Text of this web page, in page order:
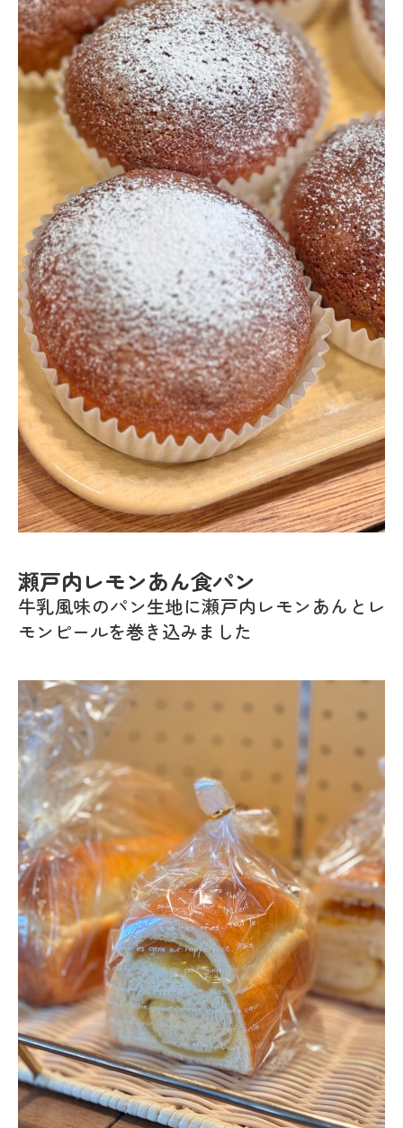
瀬戸内レモンあん食パン
牛乳風味のパン生地に瀬戸内レモンあんとレ
モンピールを巻き込みました